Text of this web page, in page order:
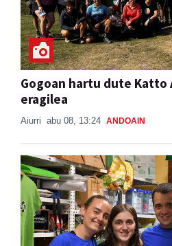
Gogoan hartu dute
eragilea
Aiurri abu 08, 13:24 ANDOAIN